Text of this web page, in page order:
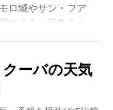
ロ城やサン・フア
できる。活気あふ
ナ気候）に属し、
月の雨季は高温多
ーバの天気